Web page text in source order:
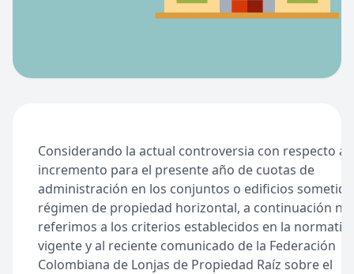
Considerando la actual controversia con respecto al
incremento para el presente año de cuotas de
administración en los conjuntos o edificios
régimen de propiedad horizontal, a continuación
referimos a los criterios establecidos en la
vigente y al reciente comunicado de la Federación
Colombiana de Lonjas de Propiedad Raíz sobre el